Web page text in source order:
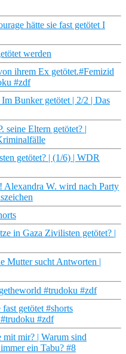
hätte sie fast getötet I
werden
ihrem Ex getötet.#Femizid
#zdf
Bunker getötet | 2/2 | Das
seine Eltern getötet? |
getötet? | (1/6) | WDR
Alexandra W. wird nach Party
in Gaza Zivilisten getötet? |
Mutter sucht Antworten |
#trudoku #zdf
getötet #shorts
#zdf
mit mir? | Warum sind
ein Tabu? #8